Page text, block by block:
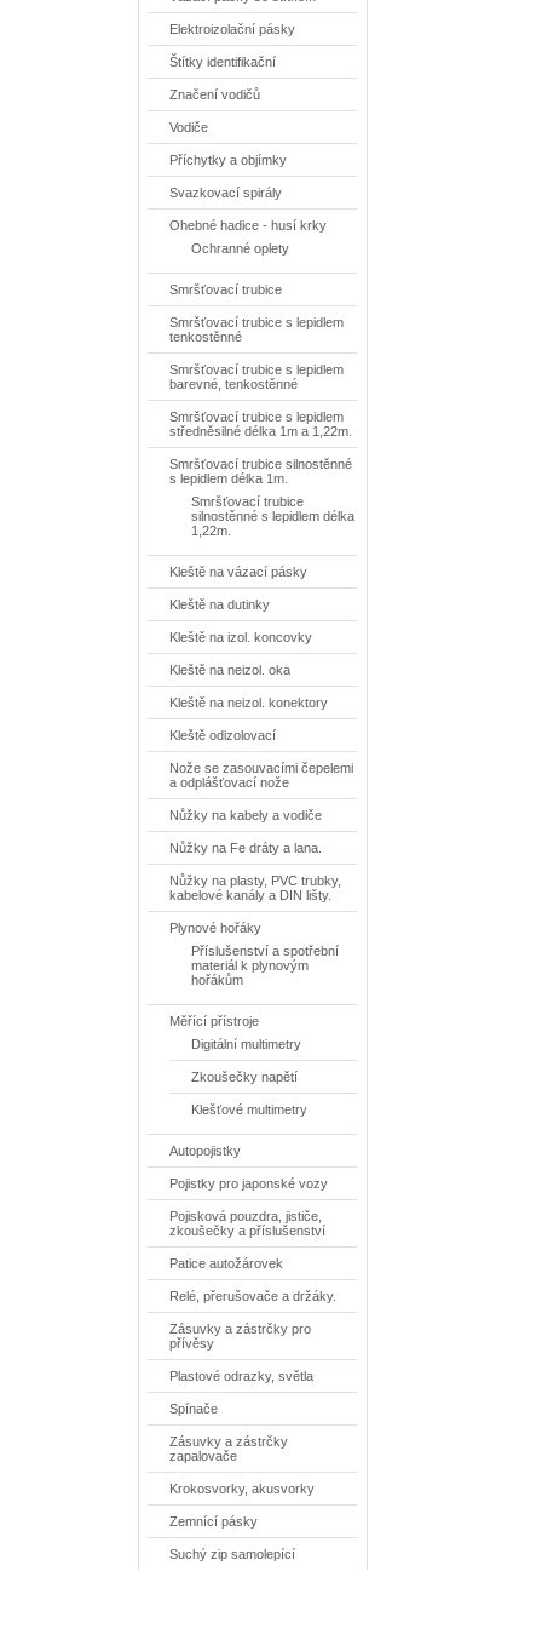
Elektroizolační pásky
Štítky identifikační
Značení vodičů
Vodiče
Příchytky a objímky
Svazkovací spirály
Ohebné hadice - husí krky
Ochranné oplety
Smršťovací trubice
Smršťovací trubice s lepidlem
tenkostěnné
Smršťovací trubice s lepidlem
barevné, tenkostěnné
Smršťovací trubice s lepidlem
středněsilné délka 1m a 1,22m.
Smršťovací trubice silnostěnné
s lepidlem délka 1m.
Smršťovací trubice
silnostěnné s lepidlem délka
1,22m.
Kleště na vázací pásky
Kleště na dutinky
Kleště na izol. koncovky
Kleště na neizol. oka
Kleště na neizol. konektory
Kleště odizolovací
Nože se zasouvacími čepelemi
a odplášťovací nože
Nůžky na kabely a vodiče
Nůžky na Fe dráty a lana.
Nůžky na plasty, PVC trubky,
kabelové kanály a DIN lišty.
Plynové hořáky
Příslušenství a spotřební
materiál k plynovým
hořákům
Měřící přístroje
Digitální multimetry
Zkoušečky napětí
Klešťové multimetry
Autopojistky
Pojistky pro japonské vozy
Pojisková pouzdra, jističe,
zkoušečky a příslušenství
Patice autožárovek
Relé, přerušovače a držáky.
Zásuvky a zástrčky pro
přívěsy
Plastové odrazky, světla
Spínače
Zásuvky a zástrčky
zapalovače
Krokosvorky, akusvorky
Zemnící pásky
Suchý zip samolepící